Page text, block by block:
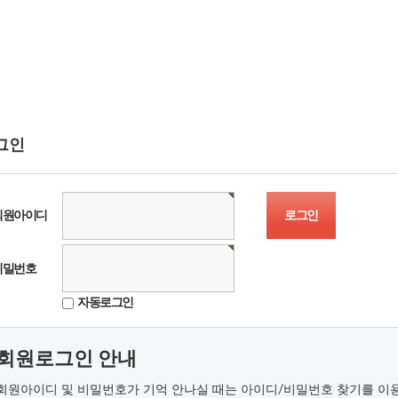
인
아이디
밀번호
자동로그인
원로그인 안내
원아이디 및 비밀번호가 기억 안나실 때는 아이디/비밀번호 찾기를 이